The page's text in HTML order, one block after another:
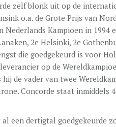
zelf blonk uit op de
o.a. de Grote Prijs van
Nederlands Kampioen in 1994
2e Helsinki, 2e
die goedgekeurd is voor
op de
hij de vader van twee
Concorde staat inmiddels
een dertigtal goedgekeurde